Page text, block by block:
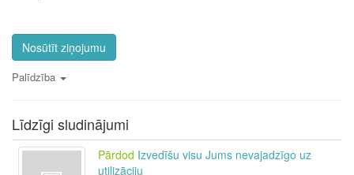
Nosūtīt ziņojumu
Palīdzība
Līdzīgi sludinājumi
Pārdod Izvedīšu visu Jums nevajadzīgo uz
utilizāciju